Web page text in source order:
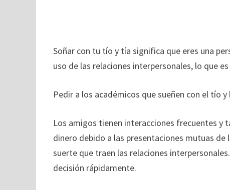
Soñar con tu tío y tía significa que eres una
uso de las relaciones interpersonales, lo que
Pedir a los académicos que sueñen con el tío
Los amigos tienen interacciones frecuentes y
dinero debido a las presentaciones mutuas de
suerte que traen las relaciones
decisión rápidamente.